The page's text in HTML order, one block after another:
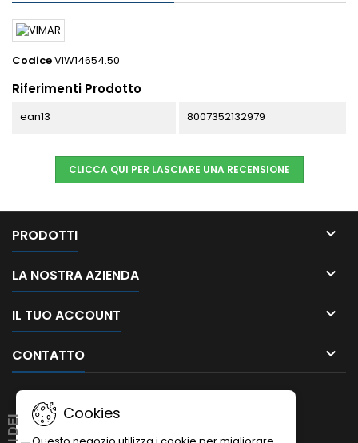
CodiceVIW14654.50
Riferimenti Prodotto
ean13 8007352132979
CLICCA QUI PER LASCIARE UNA RECENSIONE
PRODOTTI 
LA NOSTRA AZIENDA 
IL TUO ACCOUNT 
CONTATTO 
Cookies